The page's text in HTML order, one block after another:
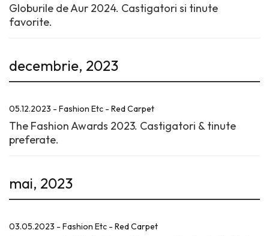
Globurile de Aur 2024. Castigatori si tinute
favorite.
decembrie, 2023
05.12.2023 - Fashion Etc - Red Carpet
The Fashion Awards 2023. Castigatori & tinute
preferate.
mai, 2023
03.05.2023 - Fashion Etc - Red Carpet